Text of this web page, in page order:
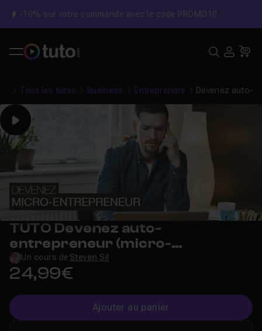
-10% sur votre commande avec le code PROMO10
Tous les tutos Business Entreprendre Devenez auto-
Play
TUTO Devenez auto-
entrepreneur (micro-
entrepreneur)
Un cours de Steven Sil
24,99€
Ajouter au panier